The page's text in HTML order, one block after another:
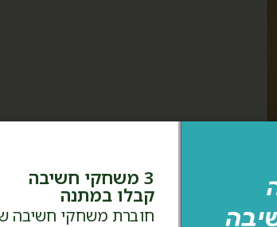
3 משחקי חשיבה
קבלו במתנה
חוברת משחקי חשיבה